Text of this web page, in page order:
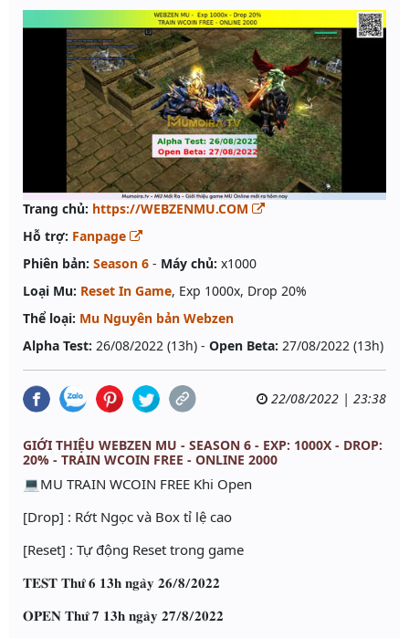
Trang chủ: https://WEBZENMU.COM
Hỗ trợ: Fanpage
Phiên bản: Season 6 - Máy chủ: x1000
Loại Mu: Reset In Game, Exp 1000x, Drop 20%
Thể loại: Mu Nguyên bản Webzen
Alpha Test: 26/08/2022 (13h) - Open Beta: 27/08/2022 (13h)
22/08/2022 | 23:38
GIỚI THIỆU WEBZEN MU - SEASON 6 - EXP: 1000X - DROP:
20% - TRAIN WCOIN FREE - ONLINE 2000
💻MU TRAIN WCOIN FREE Khi Open
[Drop] : Rớt Ngọc và Box tỉ lệ cao
[Reset] : Tự động Reset trong game
𝐓𝐄𝐒𝐓 𝐓𝐡𝐮̛́ 𝟔 𝟏𝟑𝐡 𝐧𝐠𝐚̀𝐲 𝟐𝟔/𝟖/𝟐𝟎𝟐𝟐
𝐎𝐏𝐄𝐍 𝐓𝐡𝐮̛́ 𝟕 𝟏𝟑𝐡 𝐧𝐠𝐚̀𝐲 𝟐𝟕/𝟖/𝟐𝟎𝟐𝟐